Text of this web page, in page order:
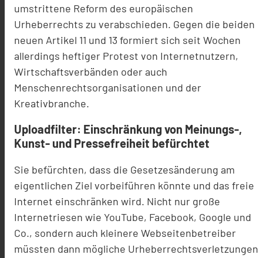
umstrittene Reform des europäischen
Urheberrechts zu verabschieden. Gegen die beiden
neuen Artikel 11 und 13 formiert sich seit Wochen
allerdings heftiger Protest von Internetnutzern,
Wirtschaftsverbänden oder auch
Menschenrechtsorganisationen und der
Kreativbranche.
Uploadfilter: Einschränkung von Meinungs-,
Kunst- und Pressefreiheit befürchtet
Sie befürchten, dass die Gesetzesänderung am
eigentlichen Ziel vorbeiführen könnte und das freie
Internet einschränken wird. Nicht nur große
Internetriesen wie YouTube, Facebook, Google und
Co., sondern auch kleinere Webseitenbetreiber
müssten dann mögliche Urheberrechtsverletzungen